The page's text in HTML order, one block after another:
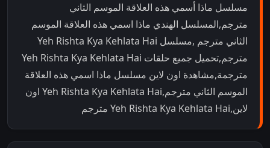
مسلسل ماذا أسمي هذه العلاقة الموسم الثاني
مترجم,المسلسل الهندي ماذا اسمي هذه العلاقة الموسم
الثاني مترجم ,مسلسل Yeh Rishta Kya Kehlata Hai
مترجم,تحميل جميع حلقات Yeh Rishta Kya Kehlata Hai
مترجمة,مشاهدة اون لاين مسلسل ماذا اسمي هذه العلاقة
الموسم الثاني مترجم,Yeh Rishta Kya Kehlata Hai اون
لاين,Yeh Rishta Kya Kehlata Hai مترجم